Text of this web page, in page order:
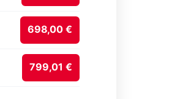
698,00 €
799,01 €